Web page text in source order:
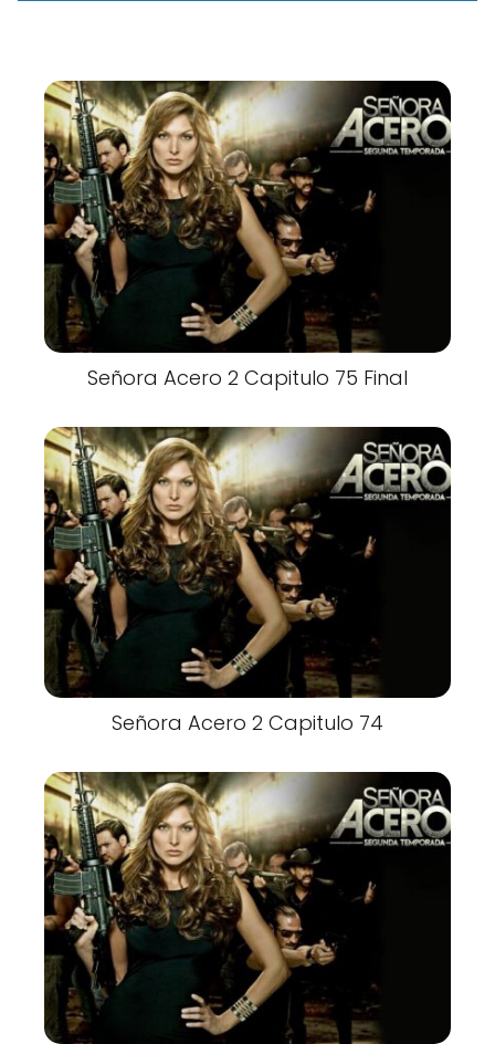
Señora Acero 2 Capitulo 75 Final
Señora Acero 2 Capitulo 74